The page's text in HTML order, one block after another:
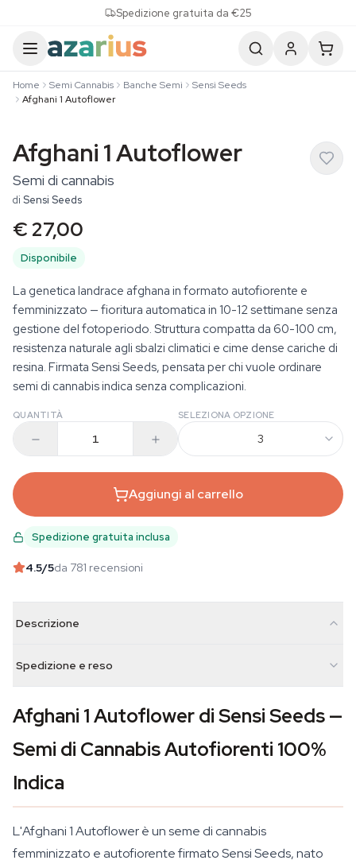
Spedizione gratuita da €25
Home Semi Cannabis Banche Semi
Sensi Seeds
Afghani 1 Autoflower
Afghani 1 Autoflower
Semi di cannabis
di Sensi Seeds
€ 27,00
Disponibile
La genetica landrace afghana in formato autofiorente e
femminizzato — fioritura automatica in 10-12 settimane senza
gestione del fotoperiodo. Struttura compatta da 60-100 cm,
resistenza naturale agli sbalzi climatici e cime dense cariche di
resina. Firmata Sensi Seeds, pensata per chi vuole ordinare
semi di cannabis indica senza complicazioni.
QUANTITÀ SELEZIONA OPZIONE
3
Aggiungi al carrello
Spedizione gratuita inclusa
4.5/5da 781 recensioni
Descrizione
Spedizione e reso
Afghani 1 Autoflower di Sensi Seeds —
Semi di Cannabis Autofiorenti 100%
Indica
L'Afghani 1 Autoflower è un seme di cannabis
femminizzato e autofiorente firmato Sensi Seeds, nato